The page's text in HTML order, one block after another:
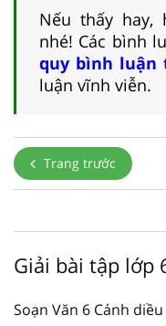
Nếu thấy hay,
nhé! Các bình
quy bình luận
luận vĩnh viễn.
Trang trước
Giải bài tập lớp
Soạn Văn 6 Cánh